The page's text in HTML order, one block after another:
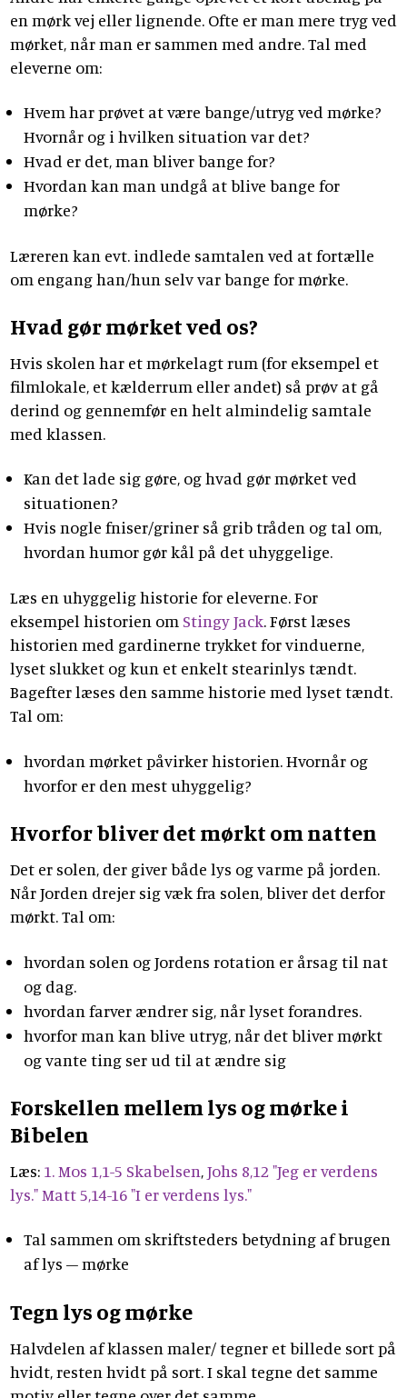
en mørk vej eller lignende. Ofte er man mere tryg ved
mørket, når man er sammen med andre. Tal med
eleverne om:
Hvem har prøvet at være bange/utryg ved mørke?
Hvornår og i hvilken situation var det?
Hvad er det, man bliver bange for?
Hvordan kan man undgå at blive bange for
mørke?
Læreren kan evt. indlede samtalen ved at fortælle
om engang han/hun selv var bange for mørke.
Hvad gør mørket ved os?
Hvis skolen har et mørkelagt rum (for eksempel et
filmlokale, et kælderrum eller andet) så prøv at gå
derind og gennemfør en helt almindelig samtale
med klassen.
Kan det lade sig gøre, og hvad gør mørket ved
situationen?
Hvis nogle fniser/griner så grib tråden og tal om,
hvordan humor gør kål på det uhyggelige.
Læs en uhyggelig historie for eleverne. For
eksempel historien om Stingy Jack. Først læses
historien med gardinerne trykket for vinduerne,
lyset slukket og kun et enkelt stearinlys tændt.
Bagefter læses den samme historie med lyset tændt.
Tal om:
hvordan mørket påvirker historien. Hvornår og
hvorfor er den mest uhyggelig?
Hvorfor bliver det mørkt om natten
Det er solen, der giver både lys og varme på jorden.
Når Jorden drejer sig væk fra solen, bliver det derfor
mørkt. Tal om:
hvordan solen og Jordens rotation er årsag til nat
og dag.
hvordan farver ændrer sig, når lyset forandres.
hvorfor man kan blive utryg, når det bliver mørkt
og vante ting ser ud til at ændre sig
Forskellen mellem lys og mørke i
Bibelen
Læs: 1. Mos 1,1-5 Skabelsen,Johs 8,12 "Jeg er verdens
lys."Matt 5,14-16 "I er verdens lys."
Tal sammen om skriftsteders betydning af brugen
af lys – mørke
Tegn lys og mørke
Halvdelen af klassen maler/ tegner et billede sort på
hvidt, resten hvidt på sort. I skal tegne det samme